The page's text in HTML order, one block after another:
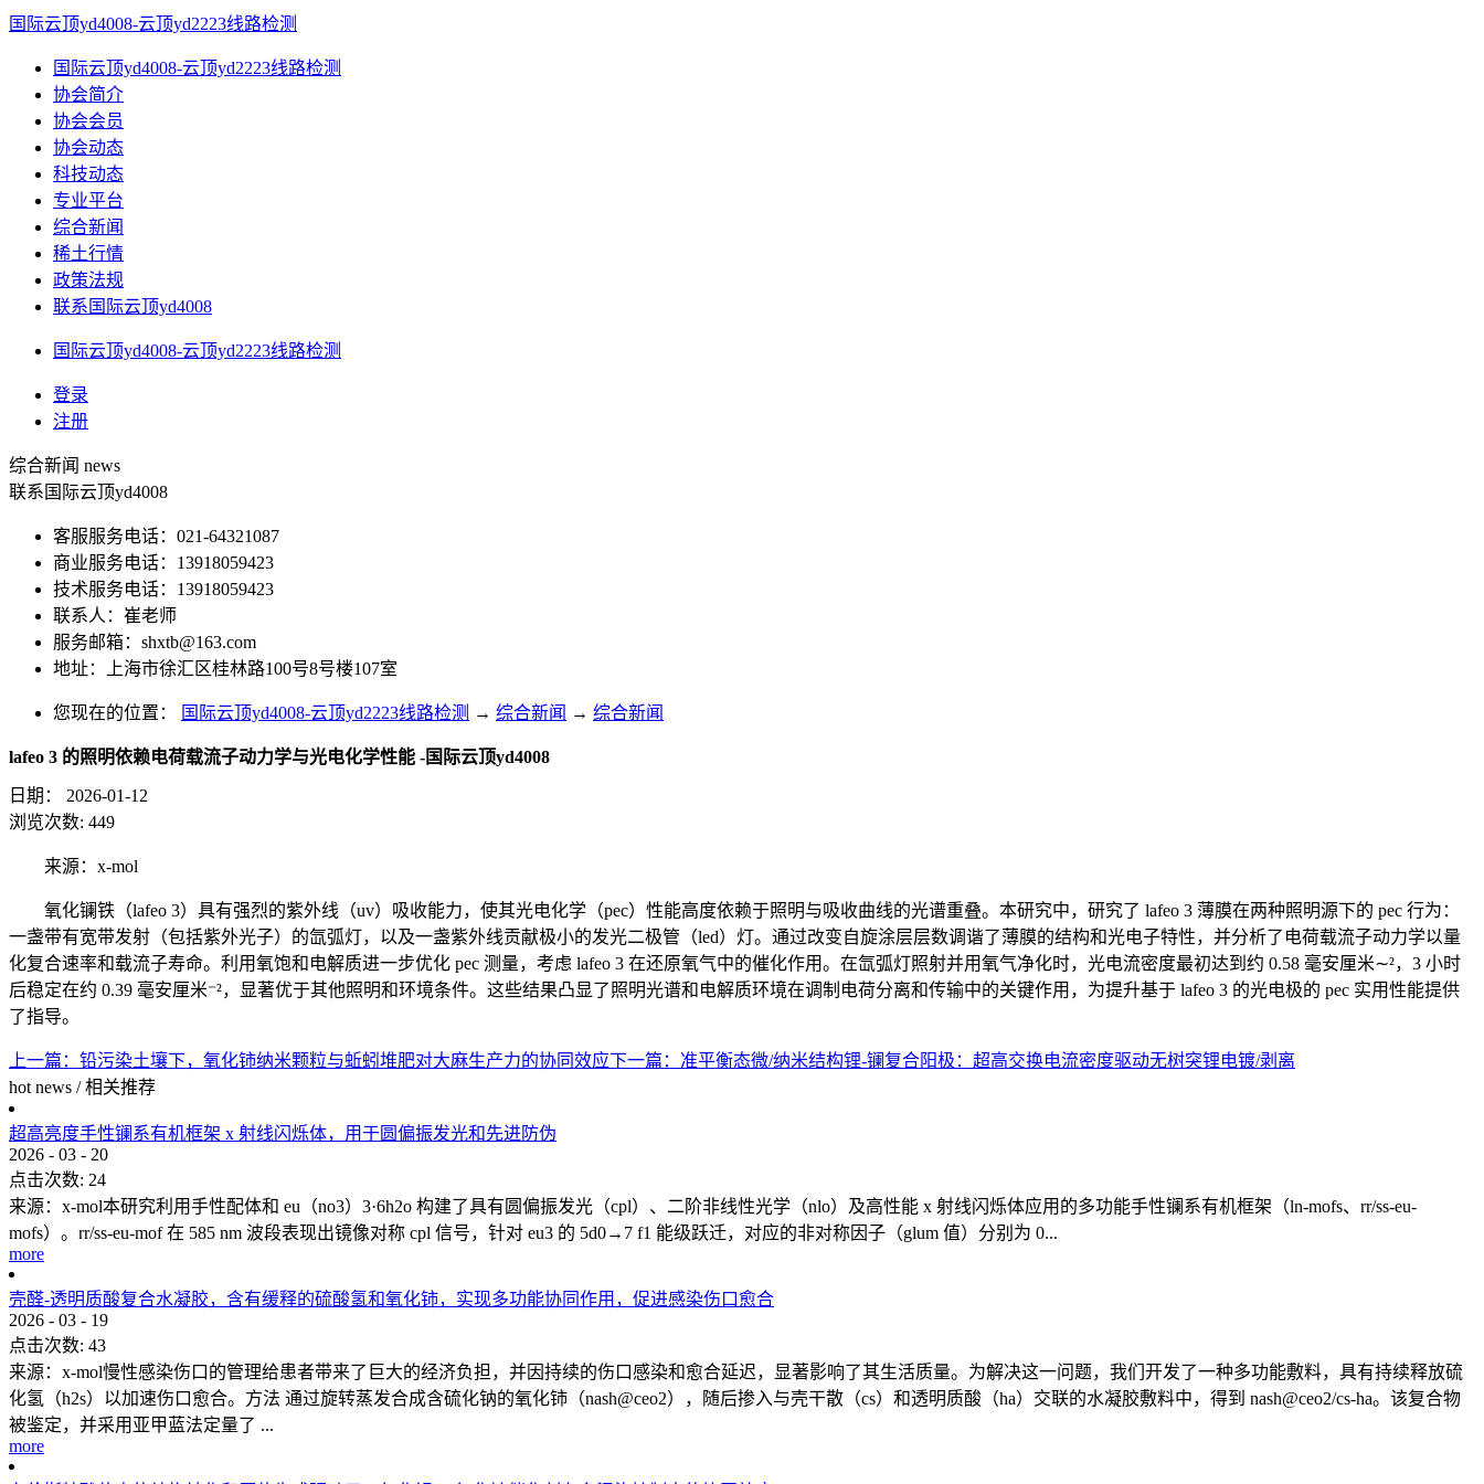
国际云顶yd4008-云顶yd2223线路检测
国际云顶yd4008-云顶yd2223线路检测
协会简介
协会会员
协会动态
科技动态
专业平台
综合新闻
稀土行情
政策法规
联系国际云顶yd4008
国际云顶yd4008-云顶yd2223线路检测
登录
注册
综合新闻 news
联系国际云顶yd4008
客服服务电话：021-64321087
商业服务电话：13918059423
技术服务电话：13918059423
联系人：崔老师
服务邮箱： shxtb@163.com
地址：上海市徐汇区桂林路100号8号楼107室
您现在的位置： 国际云顶yd4008-云顶yd2223线路检测 → 综合新闻 → 综合新闻
lafeo 3 的照明依赖电荷载流子动力学与光电化学性能 -国际云顶yd4008
日期：
2026-01-12
浏览次数: 449
来源：x-mol
氧化镧铁（lafeo 3）具有强烈的紫外线（uv）吸收能力，使其光电化学（pec）性能高度依赖于照明与吸收曲线的光谱重叠。本研究中，研究了 lafeo 3 薄膜在两种照明源下的 pec 行为：
一盏带有宽带发射（包括紫外光子）的氙弧灯，以及一盏紫外线贡献极小的发光二极管（led）灯。通过改变自旋涂层层数调谐了薄膜的结构和光电子特性，并分析了 电荷载流子动力学以量
化复合速率和载流子寿命。利用氧饱和电解质进一步优化 pec 测量，考虑 lafeo 3 在还原氧气中的催化作用。在氙弧灯照射并用氧气净化时，光电流密度最初达到约 0.58 毫安厘米∼²，3 小时
后稳定在约 0.39 毫安厘米⁻²，显著优于其他照明和环境条件。这些结果凸显了照明光谱和电解质环境在调制电荷分离和传输中的关键作用，为提升基于 lafeo 3 的光电极的 pec 实用性能提供
了指导。
上一篇： 铅污染土壤下，氧化铈纳米颗粒与蚯蚓堆肥对大麻生产力的协同效应下一篇： 准平衡态微/纳米结构锂-镧复合阳极：超高交换电流密度驱动无树突锂电镀/剥离
hot news / 相关推荐
超高亮度手性镧系有机框架 x 射线闪烁体，用于圆偏振发光和先进防伪
2026 - 03 - 20
点击次数: 24
来源：x-mol本研究利用手性配体和 eu（no3）3·6h2o 构建了具有圆偏振发光（cpl）、二阶非线性光学（nlo）及高性能 x 射线闪烁体应用的多功能手性镧系有机框架（ln-mofs、rr/ss-eu-
mofs）。rr/ss-eu-mof 在 585 nm 波段表现出镜像对称 cpl 信号，针对 eu3 的 5d0→7 f1 能级跃迁，对应的非对称因子（glum 值）分别为 0...
more
壳醛-透明质酸复合水凝胶，含有缓释的硫酸氢和氧化铈，实现多功能协同作用，促进感染伤口愈合
2026 - 03 - 19
点击次数: 43
来源：x-mol慢性感染伤口的管理给患者带来了巨大的经济负担，并因持续的伤口感染和愈合延迟，显著影响了其生活质量。为解决这一问题，我们开发了一种多功能敷料，具有持续释放硫
化氢（h2s）以加速伤口愈合。方法 通过旋转蒸发合成含硫化钠的氧化铈（nash@ceo2），随后掺入与壳干散（cs）和透明质酸（ha）交联的水凝胶敷料中，得到 nash@ceo2/cs-ha。该复合物
被鉴定，并采用亚甲蓝法定量了 ...
more